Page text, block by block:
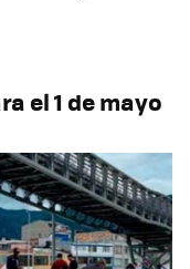
el 1 de mayo